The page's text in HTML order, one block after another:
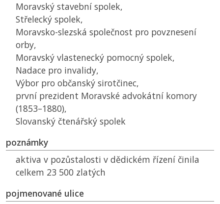
Moravský stavební spolek,
Střelecký spolek,
Moravsko-slezská společnost pro povznesení
orby,
Moravský vlastenecký pomocný spolek,
Nadace pro invalidy,
Výbor pro občanský sirotčinec,
první prezident Moravské advokátní komory
(1853–1880),
Slovanský čtenářský spolek
poznámky
aktiva v pozůstalosti v dědickém řízení činila
celkem 23 500 zlatých
pojmenované ulice